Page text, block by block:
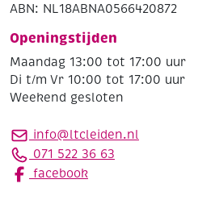
ABN: NL18ABNA0566420872
Openingstijden
Maandag 13:00 tot 17:00 uur
Di t/m Vr 10:00 tot 17:00 uur
Weekend gesloten
info@ltcleiden.nl
071 522 36 63
facebook